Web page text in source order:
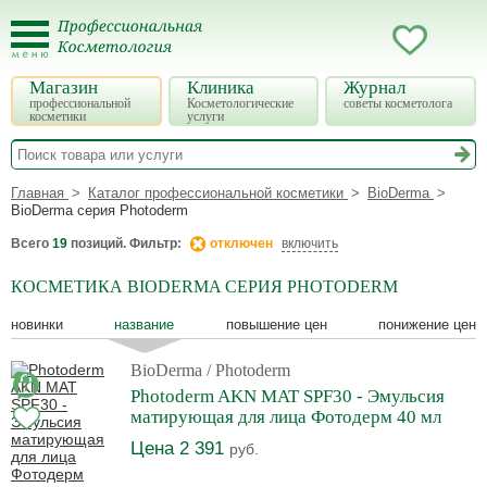
Магазин
профессиональной
косметики
Клиника
Косметологические
услуги
Журнал
советы косметолога
Главная Каталог профессиональной косметики
BioDerma
BioDerma серия Photoderm
Всего 19 позиций. Фильтр: отключен включить
КОСМЕТИКА BIODERMA СЕРИЯ PHOTODERM
новинки название повышение цен понижение цен
BioDerma / Photoderm
Photoderm AKN MAT SPF30 - Эмульсия
матирующая для лица Фотодерм 40 мл
Цена 2 391 руб.